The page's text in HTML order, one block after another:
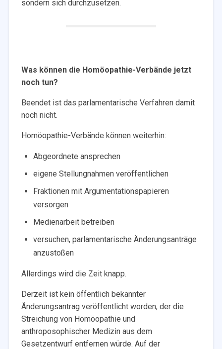
sondern sich durchzusetzen.
Was können die Homöopathie-Verbände jetzt
noch tun?
Beendet ist das parlamentarische Verfahren damit
noch nicht.
Homöopathie-Verbände können weiterhin:
Abgeordnete ansprechen
eigene Stellungnahmen veröffentlichen
Fraktionen mit Argumentationspapieren
versorgen
Medienarbeit betreiben
versuchen, parlamentarische Änderungsanträge
anzustoßen
Allerdings wird die Zeit knapp.
Derzeit ist kein öffentlich bekannter
Änderungsantrag veröffentlicht worden, der die
Streichung von Homöopathie und
anthroposophischer Medizin aus dem
Gesetzentwurf entfernen würde. Auf der